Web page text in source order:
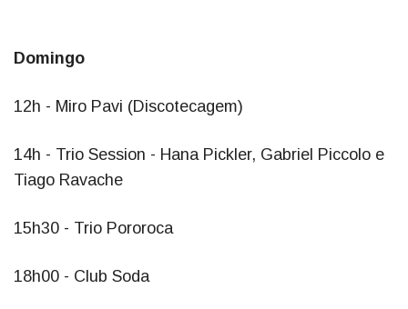
Domingo
12h - Miro Pavi (Discotecagem)
14h - Trio Session - Hana Pickler, Gabriel Piccolo e
Tiago Ravache
15h30 - Trio Pororoca
18h00 - Club Soda